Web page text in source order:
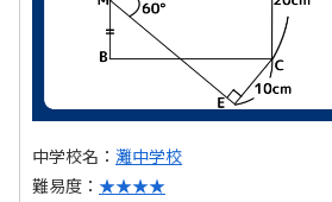
中学校名： 灘中学校
難易度： ★★★★